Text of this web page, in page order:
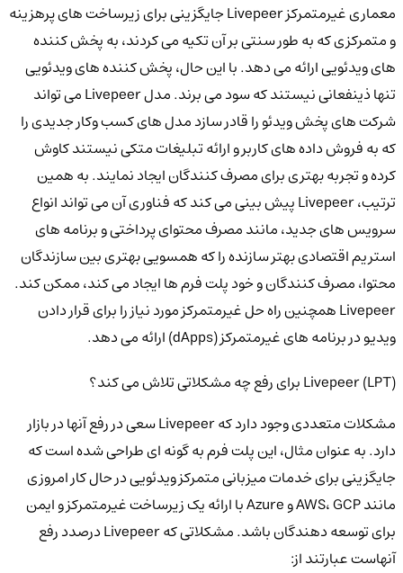
معماری غیرمتمرکز Livepeer جایگزینی برای زیرساخت های پرهزینه
و متمرکزی که به طور سنتی بر آن تکیه می کردند، به پخش کننده
های ویدئویی ارائه می دهد. با این حال، پخش کننده های ویدئویی
تنها ذینفعانی نیستند که سود می برند. مدل Livepeer می تواند
شرکت های پخش ویدئو را قادر سازد مدل های کسب وکار جدیدی را
که به فروش داده های کاربر و ارائه تبلیغات متکی نیستند کاوش
کرده و تجربه بهتری برای مصرف کنندگان ایجاد نمایند. به همین
ترتیب، Livepeer پیش بینی می کند که فناوری آن می تواند انواع
سرویس های جدید، مانند مصرف محتوای پرداختی و برنامه های
استریم اقتصادی بهتر سازنده را که همسویی بهتری بین سازندگان
محتوا، مصرف کنندگان و خود پلت فرم ها ایجاد می کند، ممکن کند.
Livepeer همچنین راه حل غیرمتمرکز مورد نیاز را برای قرار دادن
ویدیو در برنامه های غیرمتمرکز (dApps) ارائه می دهد.
Livepeer (LPT) برای رفع چه مشکلاتی تلاش می کند؟
مشکلات متعددی وجود دارد که Livepeer سعی در رفع آنها در بازار
دارد. به عنوان مثال، این پلت فرم به گونه ای طراحی شده است که
جایگزینی برای خدمات میزبانی متمرکز ویدئویی در حال کار امروزی
مانند AWS، GCP و Azure با ارائه یک زیرساخت غیرمتمرکز و ایمن
برای توسعه دهندگان باشد. مشکلاتی که Livepeer درصدد رفع
آنهاست عبارتند از: